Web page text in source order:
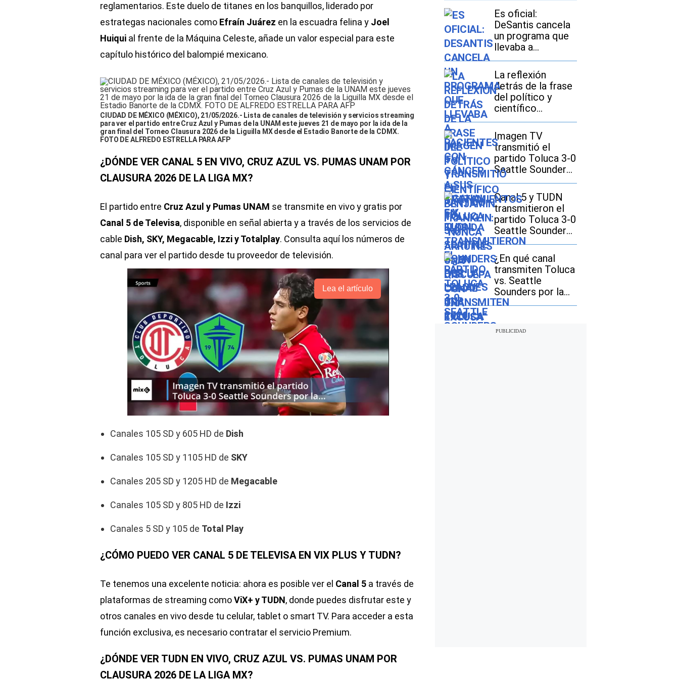
reglamentarios. Este duelo de titanes en los banquillos, liderado por
estrategas nacionales como Efraín Juárez en la escuadra felina y Joel
Huiqui al frente de la Máquina Celeste, añade un valor especial para este
capítulo histórico del balompié mexicano.
CIUDAD DE MÉXICO (MÉXICO), 21/05/2026.- Lista de canales de televisión y servicios streaming
para ver el partido entre Cruz Azul y Pumas de la UNAM este jueves 21 de mayo por la ida de la
gran final del Torneo Clausura 2026 de la Liguilla MX desde el Estadio Banorte de la CDMX.
FOTO DE ALFREDO ESTRELLA PARA AFP
¿DÓNDE VER CANAL 5 EN VIVO, CRUZ AZUL VS. PUMAS UNAM POR
CLAUSURA 2026 DE LA LIGA MX?
El partido entre Cruz Azul y Pumas UNAM se transmite en vivo y gratis por
Canal 5 de Televisa, disponible en señal abierta y a través de los servicios de
cable Dish, SKY, Megacable, Izzi y Totalplay. Consulta aquí los números de
canal para ver el partido desde tu proveedor de televisión.
Lea el artículo
Canales 105 SD y 605 HD de Dish
Canales 105 SD y 1105 HD de SKY
Canales 205 SD y 1205 HD de Megacable
Canales 105 SD y 805 HD de Izzi
Canales 5 SD y 105 de Total Play
¿CÓMO PUEDO VER CANAL 5 DE TELEVISA EN VIX PLUS Y TUDN?
Te tenemos una excelente noticia: ahora es posible ver el Canal 5 a través de
plataformas de streaming comoViX+ y TUDN, donde puedes disfrutar este y
otros canales en vivo desde tu celular, tablet o smart TV. Para acceder a esta
función exclusiva, es necesario contratar el servicio Premium.
¿DÓNDE VER TUDN EN VIVO, CRUZ AZUL VS. PUMAS UNAM POR
CLAUSURA 2026 DE LA LIGA MX?
Es oficial:
DeSantis cancela
un programa que
llevaba a
pacientes con
cáncer a sus
tratamientos en
Florida
La reflexión
detrás de la frase
del político y
científico
Benjamin Franklin:
“Nunca arruines
una disculpa con
una excusa”
Imagen TV
transmitió el
partido Toluca 3-0
Seattle Sounders
por la Leagues
Cup 2026
Canal 5 y TUDN
transmitieron el
partido Toluca 3-0
Seattle Sounders
por la Leagues
Cup 2026
¿En qué canal
transmiten Toluca
vs. Seattle
Sounders por la
Leagues Cup 2026
México?